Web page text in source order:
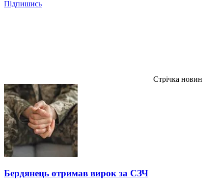
Підпишись
Стрічка новин
Бердянець отримав вирок за СЗЧ